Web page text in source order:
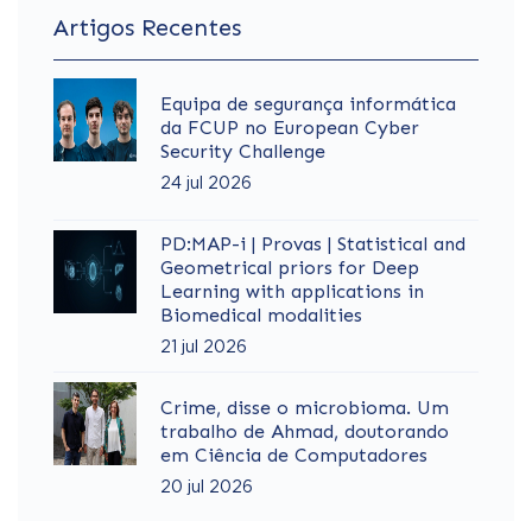
Artigos Recentes
Equipa de segurança informática
da FCUP no European Cyber
Security Challenge
24 jul 2026
PD:MAP-i | Provas | Statistical and
Geometrical priors for Deep
Learning with applications in
Biomedical modalities
21 jul 2026
Crime, disse o microbioma. Um
trabalho de Ahmad, doutorando
em Ciência de Computadores
20 jul 2026